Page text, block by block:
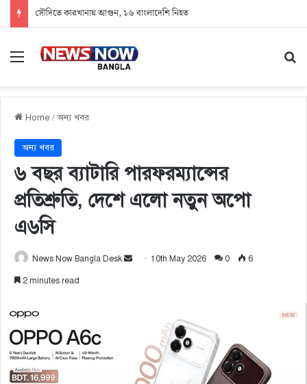
সৌদিতে কারখানায় আগুন, ১৬ বাংলাদেশি নিহত
Menu
Home /অন্য খবর
অন্য খবর
৬ বছর ব্যাটারি পারফরম্যান্সের
প্রতিশ্রুতি, দেশে এলো নতুন অপো
এ৬সি
News Now Bangla Desk
m
10th May 2026 0 6
2 minutes read